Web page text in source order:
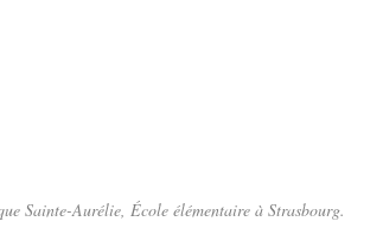
Sainte-Aurélie, École élémentaire à Strasbourg.